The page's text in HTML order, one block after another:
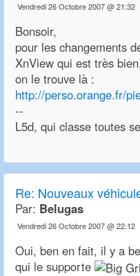
Vendredi 26 Octobre 2007 @ 21:32
Bonsoir,
pour les changements
XnView qui est très
on le trouve là :
http://perso.orange.fr/
--
L5d, qui classe toutes
Re: Nouveaux
Par: Belugas
Vendredi 26 Octobre 2007 @ 22:12
Oui, ben en fait, il y a
qui le supporte